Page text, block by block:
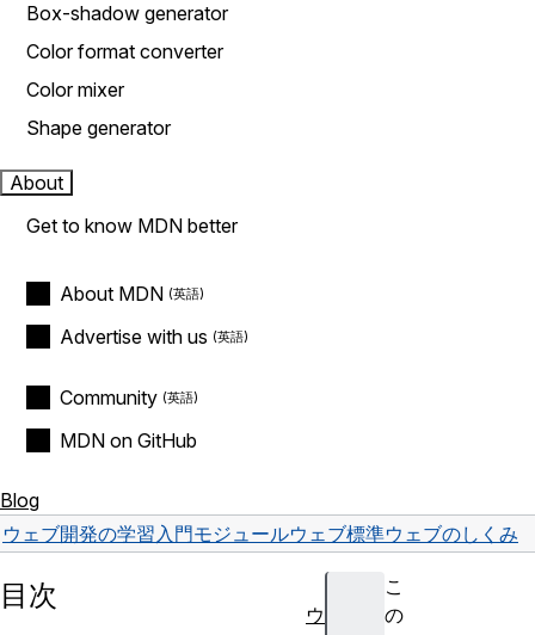
Box-shadow generator
Color format converter
Color mixer
Shape generator
About
Get to know MDN better
About MDN
Advertise with us
Community
MDN on GitHub
Blog
ウェブ開発の学習入門モジュールウェブ標準ウェブのしくみ
こ
の
目次
ウ